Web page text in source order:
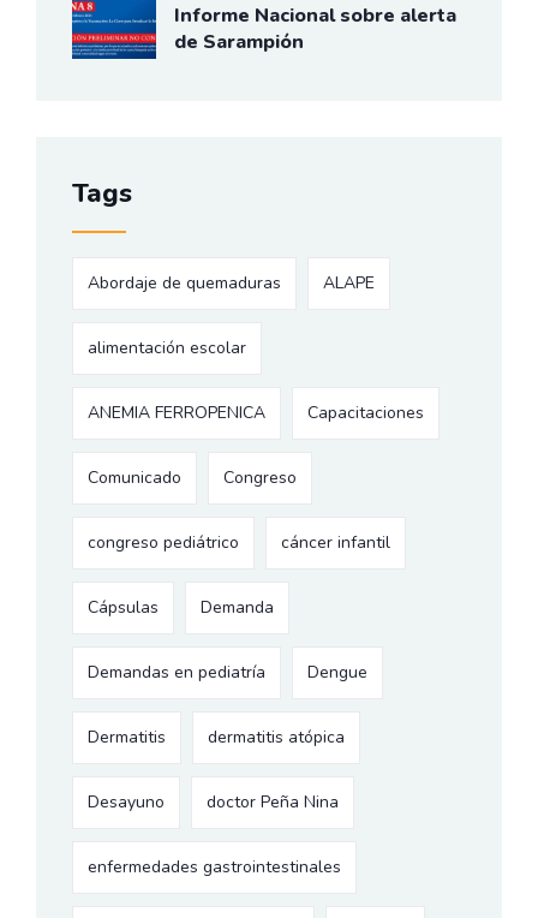
Informe Nacional sobre alerta
de Sarampión
Tags
Abordaje de quemaduras ALAPE
alimentación escolar
ANEMIA FERROPENICA Capacitaciones
Comunicado Congreso
congreso pediátrico cáncer infantil
Cápsulas Demanda
Demandas en pediatría Dengue
Dermatitis dermatitis atópica
Desayuno doctor Peña Nina
enfermedades gastrointestinales